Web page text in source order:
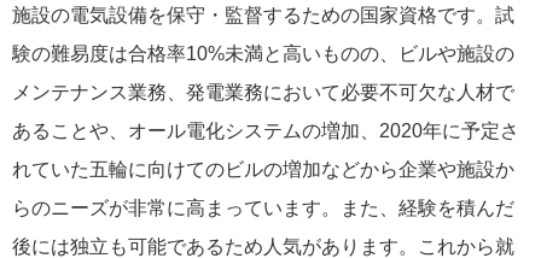
施設の電気設備を保守・監督するための国家資格です。試
験の難易度は合格率10%未満と高いものの、ビルや施設の
メンテナンス業務、発電業務において必要不可欠な人材で
あることや、オール電化システムの増加、2020年に予定さ
れていた五輪に向けてのビルの増加などから企業や施設か
らのニーズが非常に高まっています。また、経験を積んだ
後には独立も可能であるため人気があります。これから就